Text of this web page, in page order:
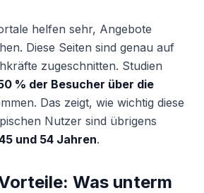
helfen sehr, Angebote
Diese Seiten sind genau auf
zugeschnitten. Studien
% der Besucher über die
Das zeigt, wie wichtig diese
Nutzer sind übrigens
und 54 Jahren.
Was unterm